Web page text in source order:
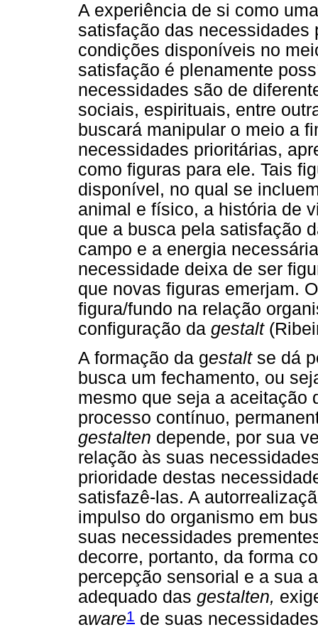
A experiência de si como
satisfação das necessidades
condições disponíveis no
satisfação é plenamente
necessidades são de
sociais, espirituais, entre
buscará manipular o meio a
necessidades prioritárias,
como figuras para ele. Tais
disponível, no qual se
animal e físico, a história de
que a busca pela satisfação
campo e a energia
necessidade deixa de ser
que novas figuras emerjam.
figura/fundo na relação
configuração da gestalt
A formação da gestaltse dá
busca um fechamento, ou
mesmo que seja a aceitação
processo contínuo,
gestalten depende, por sua
relação às suas
prioridade destas
satisfazê-las. A
impulso do organismo em
suas necessidades
decorre, portanto, da forma
percepção sensorial e a sua
adequado das gestalten,
aware1 de suas